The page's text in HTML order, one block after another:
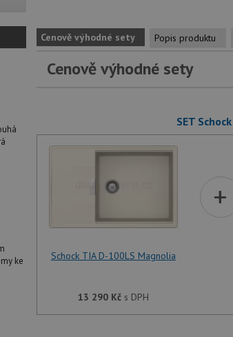
ke
Cenově výhodné sety Popis produktu
Cenově výhodné sety
SET
Schock TIA D-100LS Magnolia
13 290 Kčs DPH
+